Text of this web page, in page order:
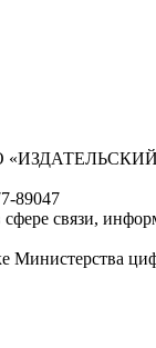
89047
связи,